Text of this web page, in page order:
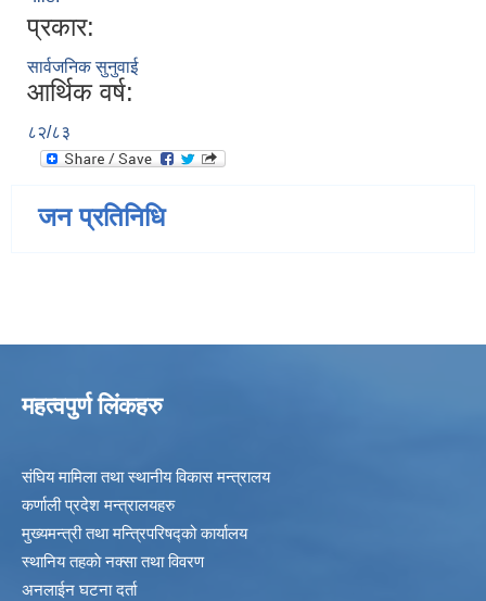
प्रकार:
सार्वजनिक सुनुवाई
आर्थिक वर्ष:
८२/८३
जन प्रतिनिधि
महत्वपुर्ण लिंकहरु
संघिय मामिला तथा स्थानीय विकास मन्त्रालय
कर्णाली प्रदेश मन्त्रालयहरु
मुख्यमन्त्री तथा मन्त्रिपरिषद्को कार्यालय
स्थानिय तहकाे नक्सा तथा विवरण
अनलाईन घटना दर्ता